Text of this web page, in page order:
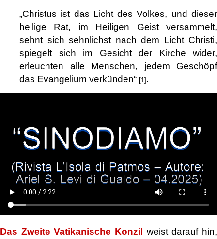
„Christus ist das Licht des Volkes, und dieser
heilige Rat, im Heiligen Geist versammelt,
sehnt sich sehnlichst nach dem Licht Christi,
spiegelt sich im Gesicht der Kirche wider,
erleuchten alle Menschen, jedem Geschöpf
das Evangelium verkünden“ [1] .
Das Zweite Vatikanische Konzil
weist darauf hin,